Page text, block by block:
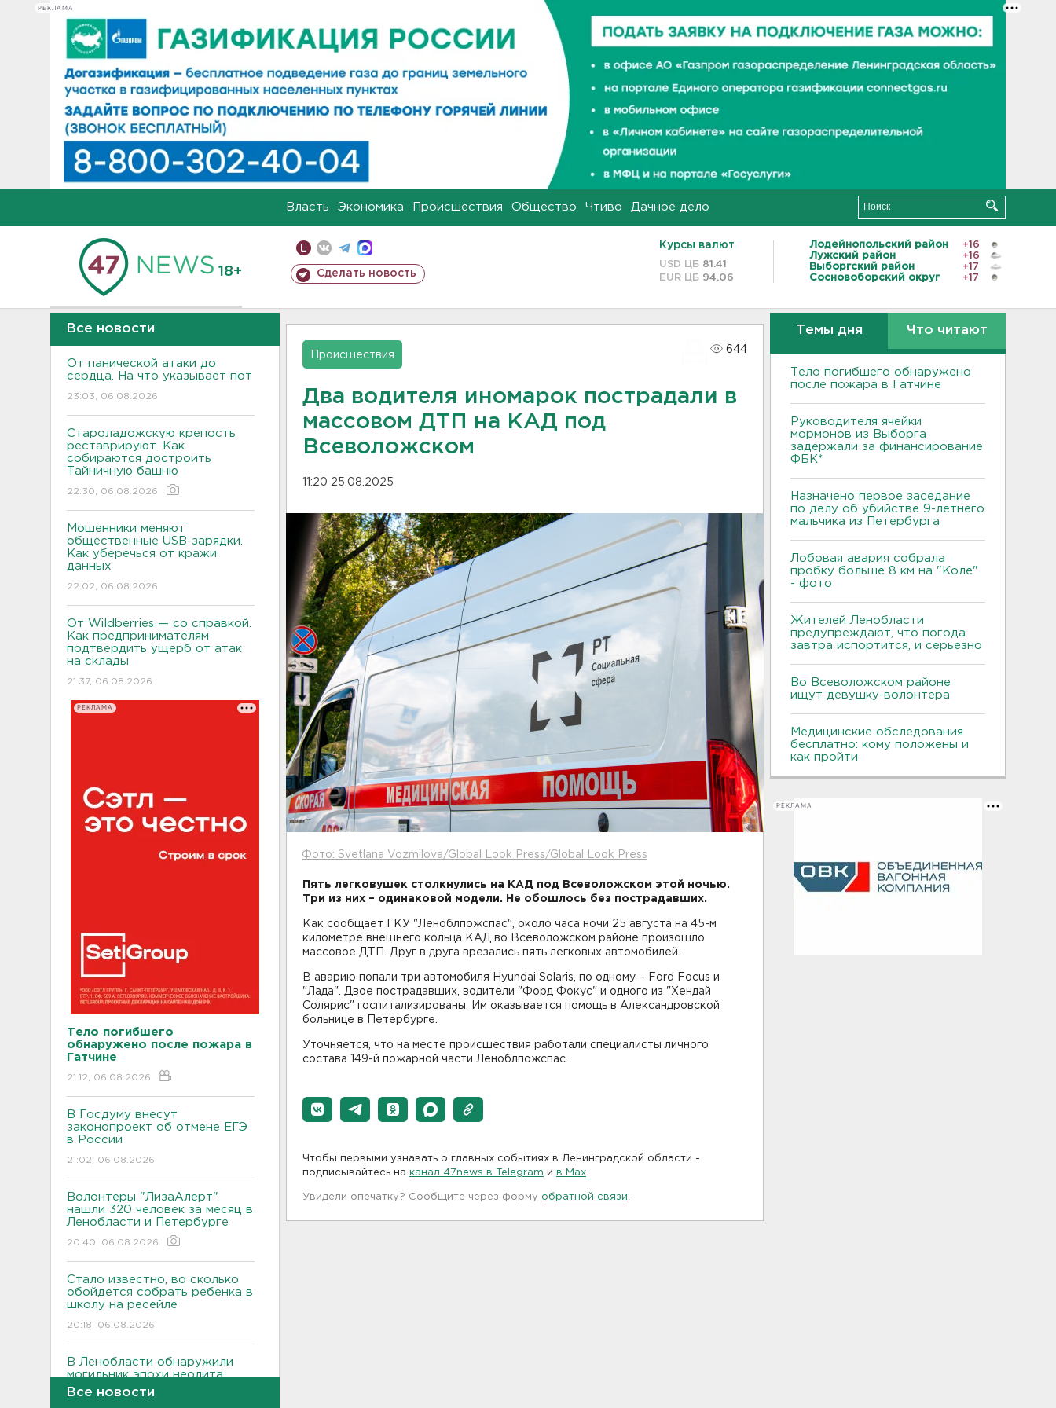
РЕКЛАМА
Власть Экономика Происшествия Общество Чтиво Дачное дело
18+ Сделать новость
Курсы валют
USD ЦБ 81.41
EUR ЦБ 94.06
Лодейнопольский район
+16
Лужский район
+16
Выборгский район
+17
Сосновоборский округ
+17
Все новости
От панической атаки до
сердца. На что указывает пот
23:03, 06.08.2026
Староладожскую крепость
реставрируют. Как
собираются достроить
Тайничную башню
22:30, 06.08.2026
Мошенники меняют
общественные USB-зарядки.
Как уберечься от кражи
данных
22:02, 06.08.2026
От Wildberries — со справкой.
Как предпринимателям
подтвердить ущерб от атак
на склады
21:37, 06.08.2026
РЕКЛАМА
Тело погибшего
обнаружено после пожара в
Гатчине
21:12, 06.08.2026
В Госдуму внесут
законопроект об отмене ЕГЭ
в России
21:02, 06.08.2026
Волонтеры "ЛизаАлерт"
нашли 320 человек за месяц в
Ленобласти и Петербурге
20:40, 06.08.2026
Стало известно, во сколько
обойдется собрать ребенка в
школу на ресейле
20:18, 06.08.2026
В Ленобласти обнаружили
могильник эпохи неолита
19:55, 06.08.2026
Все новости
Происшествия
644
Два водителя иномарок пострадали в
массовом ДТП на КАД под
Всеволожском
11:20 25.08.2025
Фото: Svetlana Vozmilova/Global Look Press/Global Look Press
Пять легковушек столкнулись на КАД под Всеволожском этой ночью.
Три из них – одинаковой модели. Не обошлось без пострадавших.
Как сообщает ГКУ "Леноблпожспас", около часа ночи 25 августа на 45-м
километре внешнего кольца КАД во Всеволожском районе произошло
массовое ДТП. Друг в друга врезались пять легковых автомобилей.
В аварию попали три автомобиля Hyundai Solaris, по одному – Ford Focus и
"Лада". Двое пострадавших, водители "Форд Фокус" и одного из "Хендай
Солярис" госпитализированы. Им оказывается помощь в Александровской
больнице в Петербурге.
Уточняется, что на месте происшествия работали специалисты личного
состава 149-й пожарной части Леноблпожспас.
Чтобы первыми узнавать о главных событиях в Ленинградской области -
подписывайтесь на канал 47news в Telegram и в Maх
Увидели опечатку? Сообщите через форму обратной связи
Темы дня Что читают
Тело погибшего обнаружено
после пожара в Гатчине
Руководителя ячейки
мормонов из Выборга
задержали за финансирование
ФБК*
Назначено первое заседание
по делу об убийстве 9-летнего
мальчика из Петербурга
Лобовая авария собрала
пробку больше 8 км на "Коле"
- фото
Жителей Ленобласти
предупреждают, что погода
завтра испортится, и серьезно
Во Всеволожском районе
ищут девушку-волонтера
Медицинские обследования
бесплатно: кому положены и
как пройти
РЕКЛАМА